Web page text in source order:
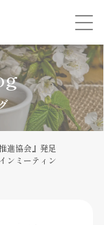
進協会』発足
ンミーティン